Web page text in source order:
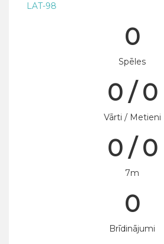
LAT-98
0
Spēles
0 / 0
Vārti / Metieni
0 / 0
7m
0
Brīdinājumi